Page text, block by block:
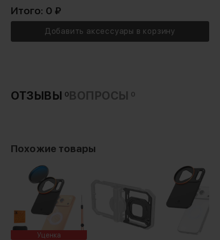
Итого: 0 ₽
Добавить аксессуары в корзину
ОТЗЫВЫ 0ВОПРОСЫ 0
Похожие товары
Уценка